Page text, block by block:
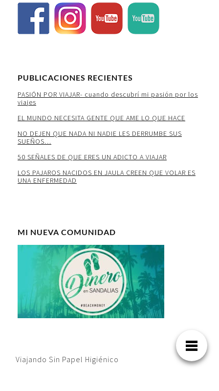
PUBLICACIONES RECIENTES
PASIÓN POR VIAJAR- cuando descubrí mi pasión por los
viajes
EL MUNDO NECESITA GENTE QUE AME LO QUE HACE
NO DEJEN QUE NADA NI NADIE LES DERRUMBE SUS
SUEÑOS…
50 SEÑALES DE QUE ERES UN ADICTO A VIAJAR
LOS PAJAROS NACIDOS EN JAULA CREEN QUE VOLAR ES
UNA ENFERMEDAD
MI NUEVA COMUNIDAD
Viajando Sin Papel Higiénico